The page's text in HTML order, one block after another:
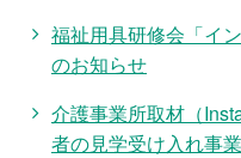
福祉用具研修会「イ
のお知らせ
介護事業所取材（
者の見学受け入れ事